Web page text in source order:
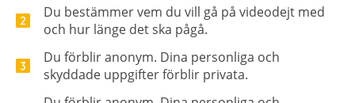
Du bestämmer vem du vill gå på videodejt med
och hur länge det ska pågå.
Du förblir anonym. Dina personliga och
skyddade uppgifter förblir privata.